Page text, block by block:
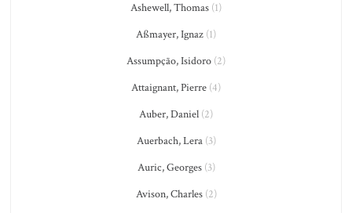
Ashewell, Thomas (1)
Aßmayer, Ignaz (1)
Assumpção, Isidoro (2)
Attaignant, Pierre (4)
Auber, Daniel (2)
Auerbach, Lera(3)
Auric, Georges(3)
Avison, Charles(2)